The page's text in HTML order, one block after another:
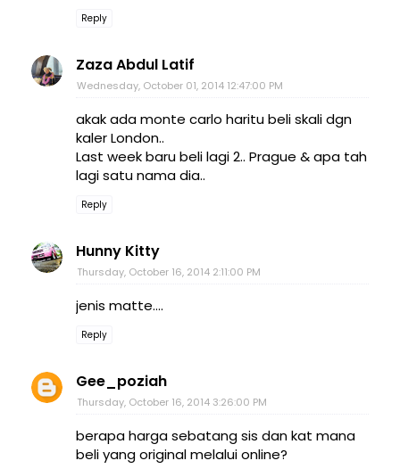
Reply
Zaza Abdul Latif
Wednesday, October 01, 2014 12:47:00 PM
akak ada monte carlo haritu beli skali dgn
kaler London..
Last week baru beli lagi 2.. Prague & apa tah
lagi satu nama dia..
Reply
Hunny Kitty
Thursday, October 16, 2014 2:11:00 PM
jenis matte....
Reply
Gee_poziah
Thursday, October 16, 2014 3:26:00 PM
berapa harga sebatang sis dan kat mana
beli yang original melalui online?